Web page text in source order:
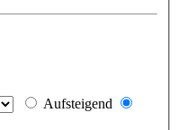
Aufsteigend